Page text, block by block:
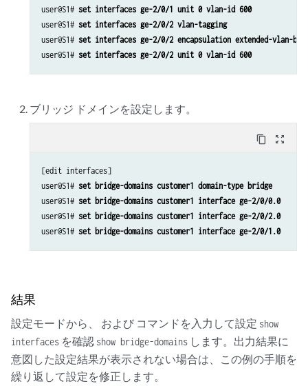
user@S1# set interfaces ge-2/0/1 unit 0 vlan-id 600
user@S1# set interfaces ge-2/0/2 vlan-tagging
user@S1# set interfaces ge-2/0/2 encapsulation extended-vlan-
user@S1# set interfaces ge-2/0/2 unit 0 vlan-id 600
ブリッジ ドメインを設定します。
content_copy zoom_out_map
[edit interfaces]
user@S1# set bridge-domains customer1 domain-type bridge
user@S1# set bridge-domains customer1 interface ge-2/0/0.0
user@S1# set bridge-domains customer1 interface ge-2/0/2.0
user@S1# set bridge-domains customer1 interface ge-2/0/1.0
結果
設定モードから、 および コマンドを入力して設定 show
interfaces を確認 show bridge-domains します。出力結果に
意図した設定結果が表示されない場合は、この例の手順を
繰り返して設定を修正します。